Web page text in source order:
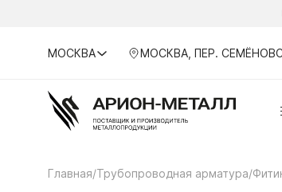
МОСКВА МОСКВА, ПЕР.
Главная/Трубопроводная арматура/